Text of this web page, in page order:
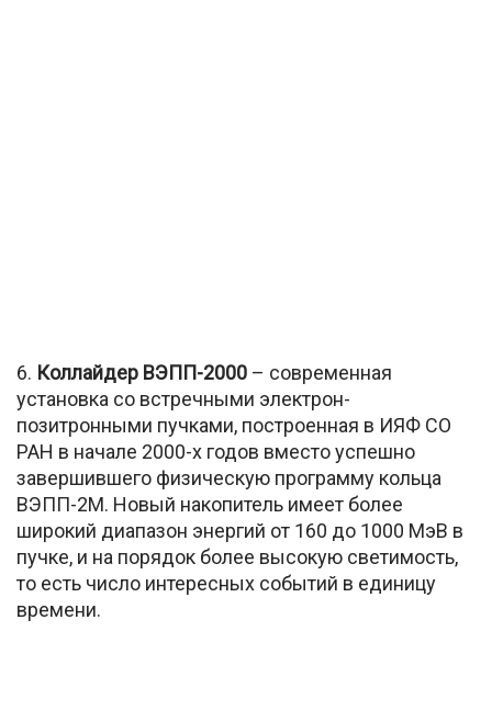
6. Коллайдер ВЭПП-2000 – современная
установка со встречными электрон-
позитронными пучками, построенная в ИЯФ СО
РАН в начале 2000-х годов вместо успешно
завершившего физическую программу кольца
ВЭПП-2М. Новый накопитель имеет более
широкий диапазон энергий от 160 до 1000 МэВ в
пучке, и на порядок более высокую светимость,
то есть число интересных событий в единицу
времени.